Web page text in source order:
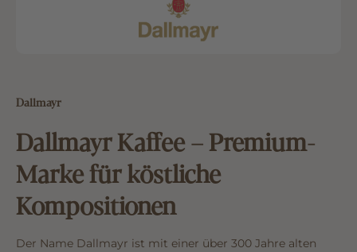
Dallmayr
Dallmayr Kaffee – Premium-
Marke für köstliche
Kompositionen
Der Name Dallmayr ist mit einer über 300 Jahre alten